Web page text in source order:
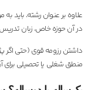
علاوه بر عنوان رشته، باید
در آن حوزه خاص، زبان
داشتن رزومه قوی (حتی اگر
منطق شغلی یا تحصیلی برای